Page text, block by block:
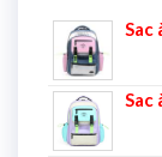
Sac
Sac